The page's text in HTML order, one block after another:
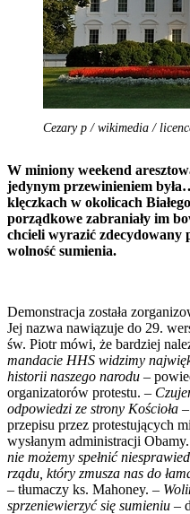
Cezary p / wikimedia /
W miniony weekend
jedynym przewinieniem
klęczkach w okolicach
porządkowe zabraniały im
chcieli wyrazić zdecydowany
wolność sumienia.
Demonstracja została
Jej nazwa nawiązuje do 29.
św. Piotr mówi, że bardziej
mandacie HHS widzimy
historii naszego narodu –
organizatorów protestu. –
odpowiedzi ze strony Kościoła
przepisu przez protestujących
wysłanym administracji
nie możemy spełnić
rządu, który zmusza nas do
– tłumaczy ks. Mahoney. –
sprzeniewierzyć się sumieniu –